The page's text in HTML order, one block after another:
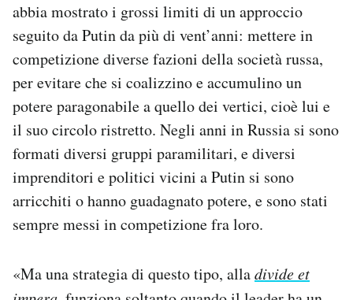
abbia mostrato i grossi limiti di un approccio
seguito da Putin da più di vent’anni: mettere in
competizione diverse fazioni della società russa,
per evitare che si coalizzino e accumulino un
potere paragonabile a quello dei vertici, cioè lui e
il suo circolo ristretto. Negli anni in Russia si sono
formati diversi gruppi paramilitari, e diversi
imprenditori e politici vicini a Putin si sono
arricchiti o hanno guadagnato potere, e sono stati
sempre messi in competizione fra loro.
«Ma una strategia di questo tipo, alladivide et